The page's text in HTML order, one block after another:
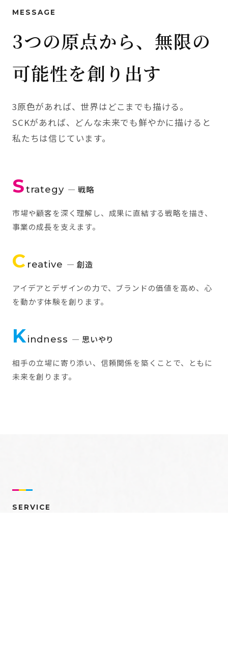
MESSAGE
3つの原点から、無限の
可能性を創り出す
3原色があれば、世界はどこまでも描ける。
SCKがあれば、どんな未来でも鮮やかに描けると
私たちは信じています。
Strategy — 戦略
市場や顧客を深く理解し、成果に直結する戦略を描き、
事業の成長を支えます。
C reative — 創造
アイデアとデザインの力で、ブランドの価値を高め、心
を動かす体験を創ります。
Kindness — 思いやり
相手の立場に寄り添い、信頼関係を築くことで、ともに
未来を創ります。
SERVICE